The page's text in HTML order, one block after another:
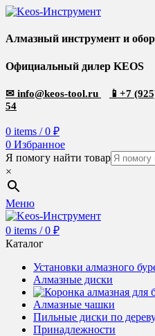
Алмазный инструмент и
Официальный дилер KEOS
✉ info@keos-tool.ru 📱 +7
54
0 items / 0 ₽
0 Избранное
Я помогу найти товар
×
Меню
0 items / 0 ₽
Каталог
Установки алмазного
Алмазные диски
Алмазные чашки
Пильные диски по
Принадлежности